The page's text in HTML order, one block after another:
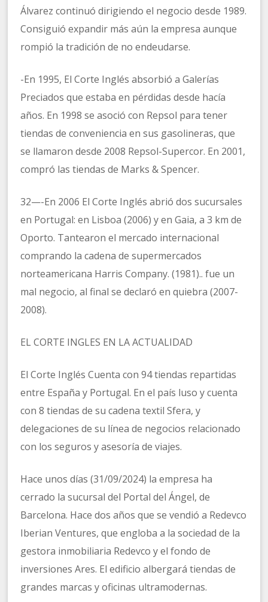
Álvarez continuó dirigiendo el negocio desde 1989.
Consiguió expandir más aún la empresa aunque
rompió la tradición de no endeudarse.
-En 1995, El Corte Inglés absorbió a Galerías
Preciados que estaba en pérdidas desde hacía
años. En 1998 se asoció con Repsol para tener
tiendas de conveniencia en sus gasolineras, que
se llamaron desde 2008 Repsol-Supercor. En 2001,
compró las tiendas de Marks & Spencer.
32—-En 2006 El Corte Inglés abrió dos sucursales
en Portugal: en Lisboa (2006) y en Gaia, a 3 km de
Oporto. Tantearon el mercado internacional
comprando la cadena de supermercados
norteamericana Harris Company. (1981).. fue un
mal negocio, al final se declaró en quiebra (2007-
2008).
EL CORTE INGLES EN LA ACTUALIDAD
El Corte Inglés Cuenta con 94 tiendas repartidas
entre España y Portugal. En el país luso y cuenta
con 8 tiendas de su cadena textil Sfera, y
delegaciones de su línea de negocios relacionado
con los seguros y asesoría de viajes.
Hace unos días (31/09/2024) la empresa ha
cerrado la sucursal del Portal del Ángel, de
Barcelona. Hace dos años que se vendió a Redevco
Iberian Ventures, que engloba a la sociedad de la
gestora inmobiliaria Redevco y el fondo de
inversiones Ares. El edificio albergará tiendas de
grandes marcas y oficinas ultramodernas.